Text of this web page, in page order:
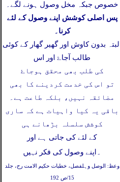
خصوص جبکہ مخل وصول ہونے لگے۔
پس اصلی کوشش اپنے وصول کے لئے
کرنا۔
البتہ بدون کاوش اور گھیر گھار کے کوئی
طالب آجاۓ اور اس
کی طلب بھی محقق ہوجاۓ
تو اس کی خدمت کردینے کا بھی
مضائقہ نہیں، بلکہ طاعت ہے۔
باقی یہ کیا واہیات ہے کہ ساری
کوشش سلسلہ بڑھانے ہی
کے لئے کی جاتی ہے اور
اپنے وصول کی فکر نہیں ۔
وعظ: الوصل وہلفصل، خطبات حکیم الامت رح، جلد
15/ص 192